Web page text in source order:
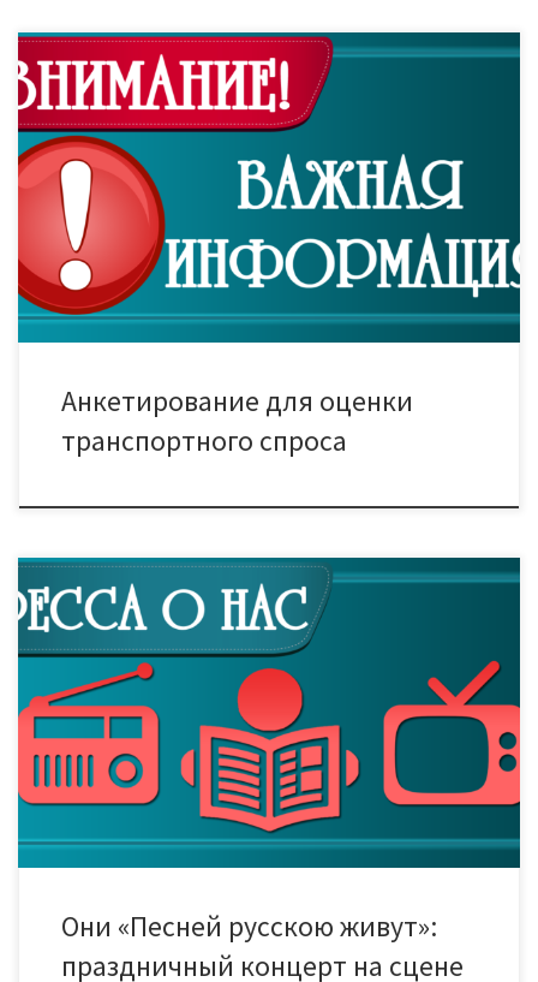
Уважаемые посетители сайта и сотрудники ДК “Знамя труда”!
Администрация г. Тамбова просит Вас заполнить Анкету для
оценки транспортного спроса. Внимание! Анкета анонимная.
Вы можете быть уверены, что информация, которую Вы
сообщите, будет использоваться в обобщенном виде.
Анкетирование проводится для анализа и оценки
транпортного спроса, а также перспектив развития и
размещения транпортной […]
Анкетирование для оценки
транспортного спроса
В тамбовском Доме культуры «Знамя труда» провели большой
отчётный концерт народного фольклорного ансамбля
«Тамбовский задор». Вместе с ними на сцену вышли и другие
коллективы города. Песни, которые так дороги русской душе,
с удовольствием послушала и наша съемочная группа.
Название концерта как никогда точно отражает его суть –
русская народная песня […]
Они «Песней русскою живут»:
праздничный концерт на сцене